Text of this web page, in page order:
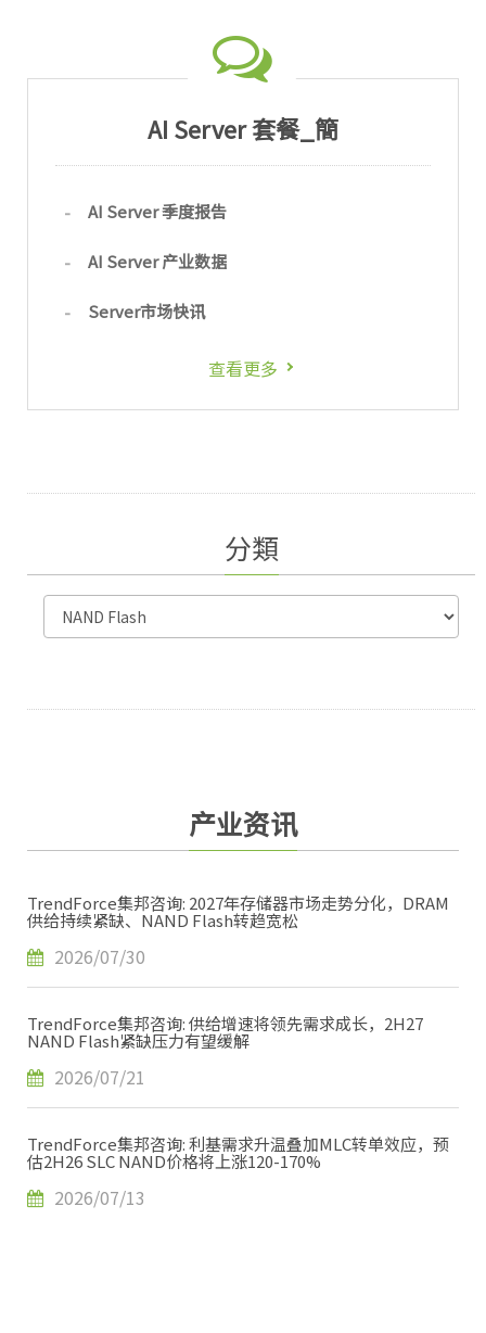
AI Server 套餐_簡
AI Server 季度报告
AI Server 产业数据
Server市场快讯
查看更多
分類
产业资讯
TrendForce集邦咨询: 2027年存储器市场走势分化，DRAM
供给持续紧缺、NAND Flash转趋宽松
2026/07/30
TrendForce集邦咨询: 供给增速将领先需求成长，2H27
NAND Flash紧缺压力有望缓解
2026/07/21
TrendForce集邦咨询: 利基需求升温叠加MLC转单效应，预
估2H26 SLC NAND价格将上涨120-170%
2026/07/13